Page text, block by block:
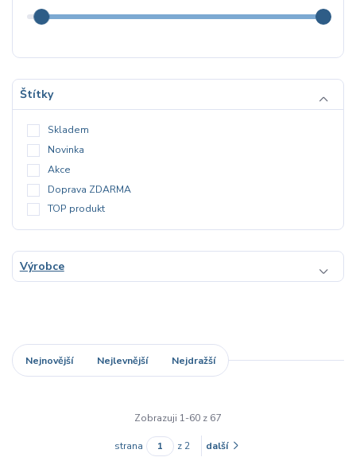
Štítky
Skladem
Novinka
Akce
Doprava ZDARMA
TOP produkt
Výrobce
Nejnovější Nejlevnější Nejdražší
Zobrazuji 1-60 z 67
strana z 2 další